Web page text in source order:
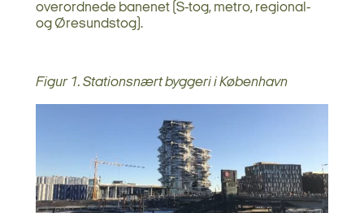
overordnede banenet (S-tog, metro, regional-
og Øresundstog).
Figur 1. Stationsnært byggeri i København